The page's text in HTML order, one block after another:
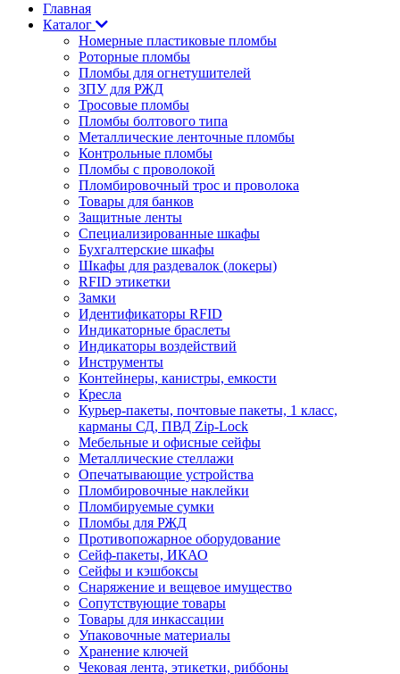
Главная
Каталог
Номерные пластиковые пломбы
Роторные пломбы
Пломбы для огнетушителей
ЗПУ для РЖД
Тросовые пломбы
Пломбы болтового типа
Металлические ленточные пломбы
Контрольные пломбы
Пломбы с проволокой
Пломбировочный трос и проволока
Товары для банков
Защитные ленты
Cпециализированные шкафы
Бухгалтерские шкафы
Шкафы для раздевалок (локеры)
RFID этикетки
Замки
Идентификаторы RFID
Индикаторные браслеты
Индикаторы воздействий
Инструменты
Контейнеры, канистры, емкости
Кресла
Курьер-пакеты, почтовые пакеты, 1 класс,
карманы СД, ПВД Zip-Lock
Мебельные и офисные сейфы
Металлические стеллажи
Опечатывающие устройства
Пломбировочные наклейки
Пломбируемые сумки
Пломбы для РЖД
Противопожарное оборудование
Сейф-пакеты, ИКАО
Сейфы и кэшбоксы
Снаряжение и вещевое имущество
Сопутствующие товары
Товары для инкассации
Упаковочные материалы
Хранение ключей
Чековая лента, этикетки, риббоны